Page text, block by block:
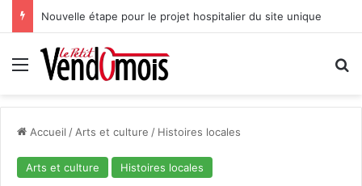
Nouvelle étape pour le projet hospitalier du site unique
Menu
Accueil / Arts et culture / Histoires locales
Arts et culture Histoires locales